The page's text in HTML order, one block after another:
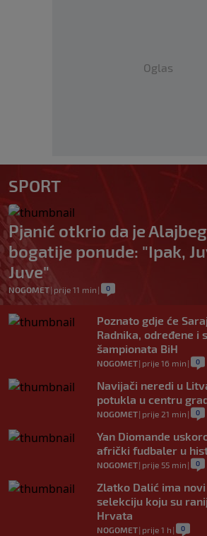
Oglas
SPORT
Pjanić otkrio da je
bogatije ponude: "Ipak,
Juve"
NOGOMET| prije 11 min | 0
Poznato gdje će
Radnika, određene i
šampionata BiH
NOGOMET| prije 16 min | 0
Navijači neredi u
potukla u centru
NOGOMET| prije 21 min | 0
Yan Diomande
afrički fudbaler u
NOGOMET| prije 55 min | 0
Zlatko Dalić ima
selekciju koju su
Hrvata
NOGOMET| prije 1 h | 0